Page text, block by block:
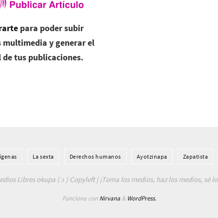
para poder subir
multimedia y generar el
tus publicaciones.
La sexta Derechos humanos Ayotzinapa Zapatista
Libres okupa ( ɔ ) Copyleft | ¡Toma los medios, haz los medios, sé
Funciona con Nirvana& WordPress.